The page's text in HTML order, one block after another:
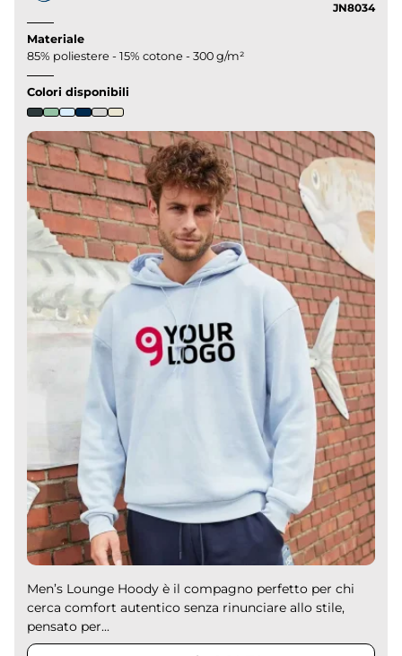
JN8034
Materiale
85% poliestere - 15% cotone - 300 g/m²
Colori disponibili
Men’s Lounge Hoody è il compagno perfetto per chi
cerca comfort autentico senza rinunciare allo stile,
pensato per...